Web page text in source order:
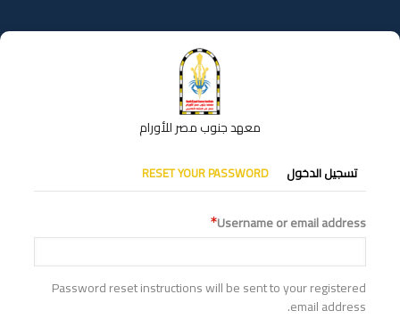
إلى
المحتوى
معهد جنوب مصر للأورام
التبويبات
الأساسية
تسجيل الدخول RESET YOUR PASSWORD
Username or email address
Password reset instructions will be sent to your registered
email address.